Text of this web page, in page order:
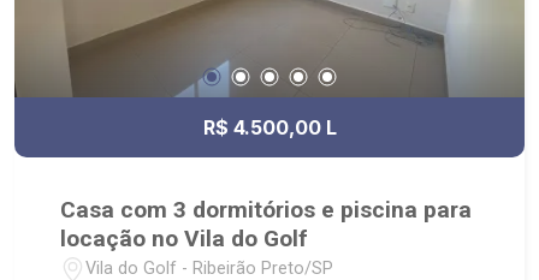
R$ 4.500,00 L
Casa com 3 dormitórios e piscina para
locação no Vila do Golf
Vila do Golf - Ribeirão Preto/SP